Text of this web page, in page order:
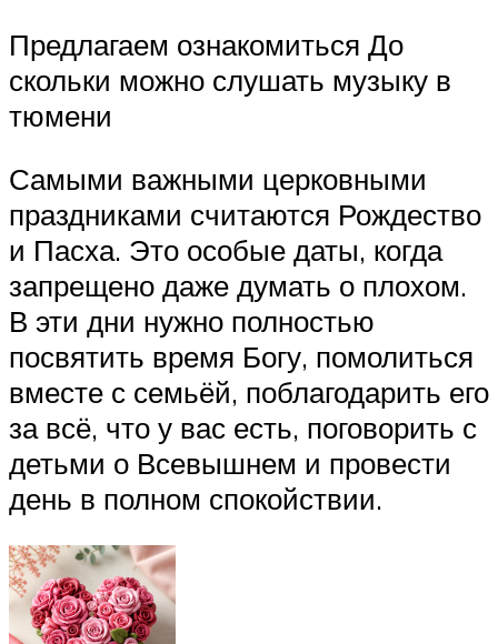
Предлагаем ознакомиться До
скольки можно слушать музыку в
тюмени
Самыми важными церковными
праздниками считаются Рождество
и Пасха. Это особые даты, когда
запрещено даже думать о плохом.
В эти дни нужно полностью
посвятить время Богу, помолиться
вместе с семьёй, поблагодарить его
за всё, что у вас есть, поговорить с
детьми о Всевышнем и провести
день в полном спокойствии.